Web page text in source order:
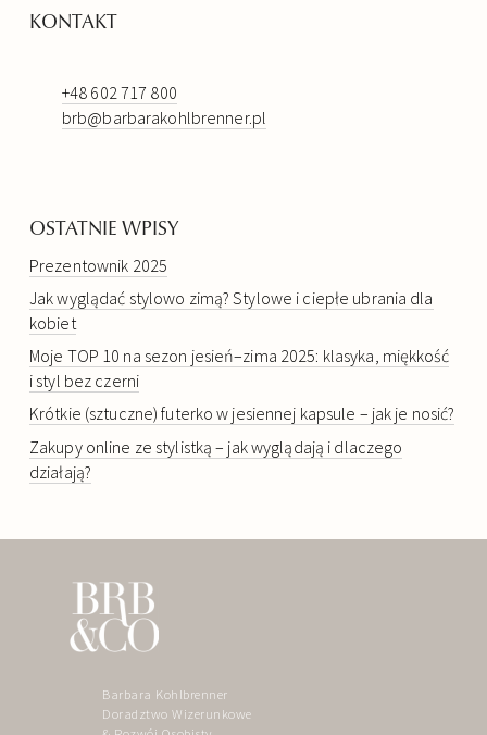
KONTAKT
+48 602 717 800
brb@barbarakohlbrenner.pl
OSTATNIE WPISY
Prezentownik 2025
Jak wyglądać stylowo zimą? Stylowe i ciepłe ubrania dla
kobiet
Moje TOP 10 na sezon jesień–zima 2025: klasyka, miękkość
i styl bez czerni
Krótkie (sztuczne) futerko w jesiennej kapsule – jak je nosić?
Zakupy online ze stylistką – jak wyglądają i dlaczego
działają?
Barbara Kohlbrenner
Doradztwo Wizerunkowe